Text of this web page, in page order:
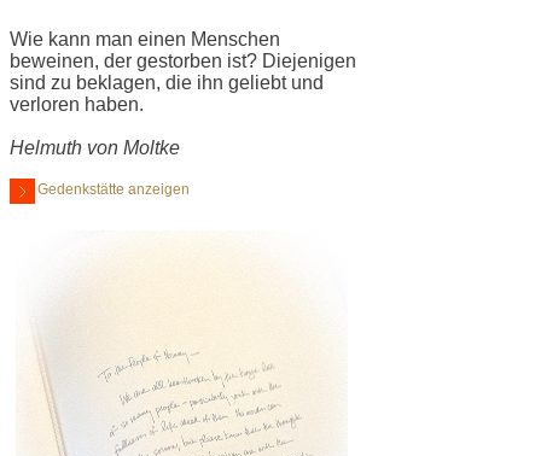
Wie kann man einen Menschen
beweinen, der gestorben ist? Diejenigen
sind zu beklagen, die ihn geliebt und
verloren haben.
Helmuth von Moltke
Gedenkstätte anzeigen